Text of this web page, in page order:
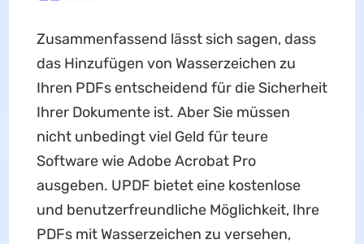
Zusammenfassend lässt sich sagen, dass
das Hinzufügen von Wasserzeichen zu
Ihren PDFs entscheidend für die Sicherheit
Ihrer Dokumente ist. Aber Sie müssen
nicht unbedingt viel Geld für teure
Software wie Adobe Acrobat Pro
ausgeben. UPDF bietet eine kostenlose
und benutzerfreundliche Möglichkeit, Ihre
PDFs mit Wasserzeichen zu versehen,